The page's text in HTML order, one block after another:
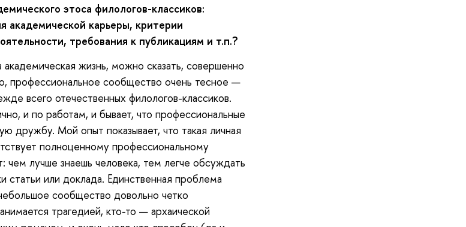
этоса филологов-классиков:
академической карьеры, критерии
требования к публикациям и т.п.?
жизнь, можно сказать, совершенно
профессиональное сообщество очень тесное —
всего отечественных филологов-классиков.
и по работам, и бывает, что профессиональные
дружбу. Мой опыт показывает, что такая личная
полноценному профессиональному
лучше знаешь человека, тем легче обсуждать
статьи или доклада. Единственная проблема
сообщество довольно четко
трагедией, кто-то — архаической